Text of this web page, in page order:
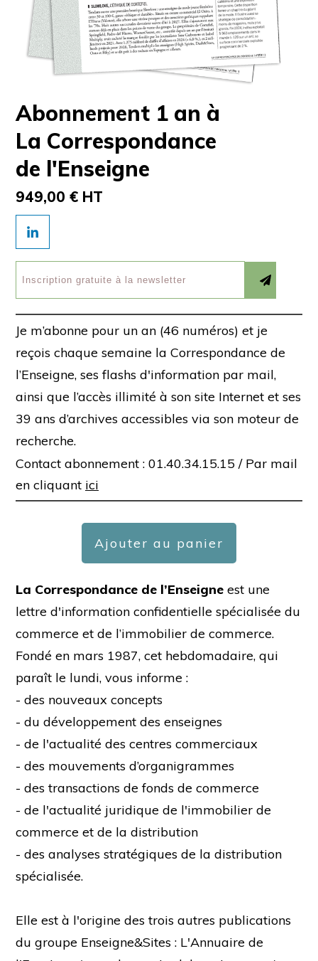
Abonnement 1 an à
La Correspondance
de l'Enseigne
949,00 € HT
Je m’abonne pour un an (46 numéros) et je
reçois chaque semaine la Correspondance de
l’Enseigne, ses flashs d'information par mail,
ainsi que l’accès illimité à son site Internet et ses
39 ans d’archives accessibles via son moteur de
recherche.
Contact abonnement : 01.40.34.15.15 / Par mail
en cliquant ici
Ajouter au panier
La Correspondance de l’Enseigne est une
lettre d'information confidentielle spécialisée du
commerce et de l’immobilier de commerce.
Fondé en mars 1987, cet hebdomadaire, qui
paraît le lundi, vous informe :
- des nouveaux concepts
- du développement des enseignes
- de l'actualité des centres commerciaux
- des mouvements d’organigrammes
- des transactions de fonds de commerce
- de l'actualité juridique de l'immobilier de
commerce et de la distribution
- des analyses stratégiques de la distribution
spécialisée.
Elle est à l'origine des trois autres publications
du groupe Enseigne&Sites : L'Annuaire de